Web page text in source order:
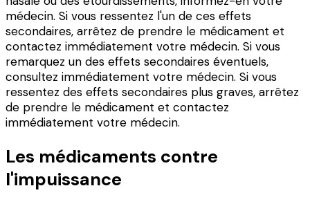
médecin. Si vous ressentez l'un de ces effets
secondaires, arrêtez de prendre le médicament et
contactez immédiatement votre médecin. Si vous
remarquez un des effets secondaires éventuels,
consultez immédiatement votre médecin. Si vous
ressentez des effets secondaires plus graves, arrêtez
de prendre le médicament et contactez
immédiatement votre médecin.
Les médicaments contre
l'impuissance